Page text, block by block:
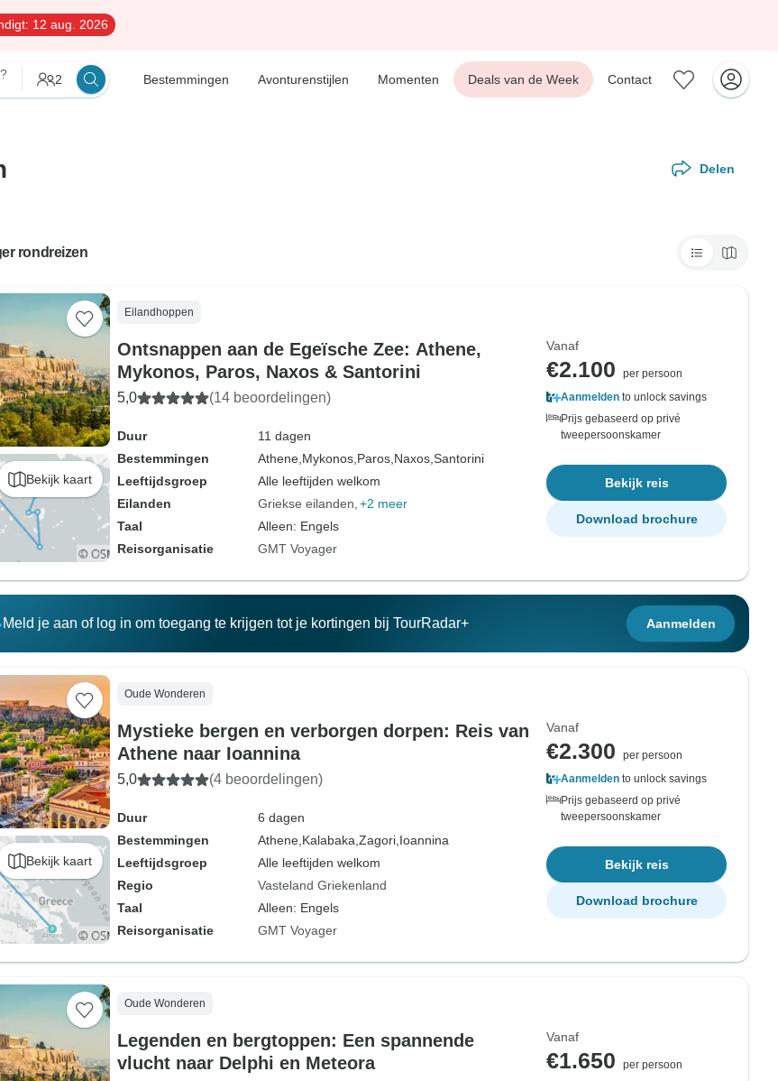
12 aug. 2026
2 Bestemmingen Avonturenstijlen Momenten Deals van de Week Contact
Delen
rondreizen
Bekijk kaart
Eilandhoppen
Ontsnappen aan de Egeïsche Zee: Athene,
Mykonos, Paros, Naxos & Santorini
5,0 (14 beoordelingen)
Duur
11 dagen
Bestemmingen
Athene, Mykonos, Paros, Naxos, Santorini
Leeftijdsgroep
Alle leeftijden welkom
Eilanden
Griekse eilanden +2 meer
Taal
Alleen: Engels
Reisorganisatie
GMT Voyager
Vanaf
€2.100
per persoon
Aanmelden to unlock savings
Prijs gebaseerd op privé
tweepersoonskamer
Bekijk reis
Download brochure
Meld je aan of log in om toegang te krijgen tot je kortingen bij TourRadar+ Aanmelden
Bekijk kaart
Oude Wonderen
Mystieke bergen en verborgen dorpen: Reis van
Athene naar Ioannina
5,0 (4 beoordelingen)
Duur
6 dagen
Bestemmingen
Athene, Kalabaka, Zagori, Ioannina
Leeftijdsgroep
Alle leeftijden welkom
Regio
Vasteland Griekenland
Taal
Alleen: Engels
Reisorganisatie
GMT Voyager
Vanaf
€2.300
per persoon
Aanmelden to unlock savings
Prijs gebaseerd op privé
tweepersoonskamer
Bekijk reis
Download brochure
Oude Wonderen
Legenden en bergtoppen: Een spannende
vlucht naar Delphi en Meteora
Vanaf
€1.650
per persoon